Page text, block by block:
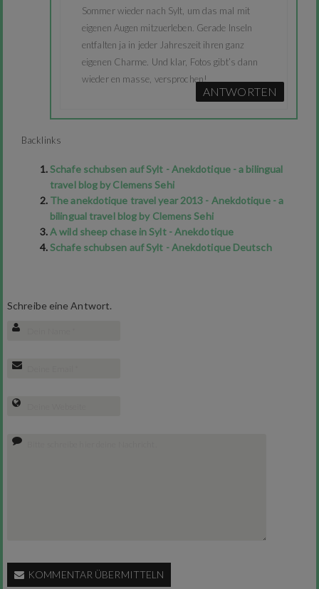
Sommer wieder nach Sylt, um das mal mit
eigenen Augen mitzuerleben. Gerade Inseln
entfalten ja in jeder Jahreszeit ihren ganz
eigenen Charme. Und klar, Fotos gibt’s dann
wieder en masse, versprochen!
ANTWORTEN
Backlinks
Schafe schubsen auf Sylt - Anekdotique - a bilingual
travel blog by Clemens Sehi
The anekdotique travel year 2013 - Anekdotique - a
bilingual travel blog by Clemens Sehi
A wild sheep chase in Sylt - Anekdotique
Schafe schubsen auf Sylt - Anekdotique Deutsch
Schreibe eine Antwort.
KOMMENTAR ÜBERMITTELN